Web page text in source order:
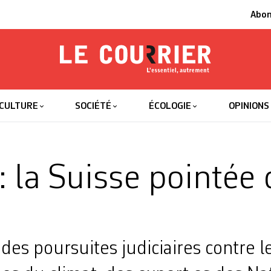
Le Courrier
SOCIÉTÉ ÉCOLOGIE OPINIONS
la Suisse pointée
poursuites judiciaires contre